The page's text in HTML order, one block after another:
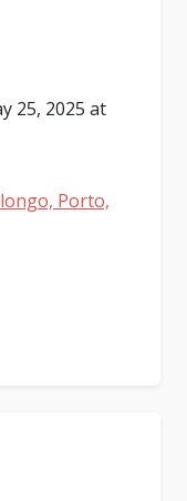
25, 2025 at
Porto,